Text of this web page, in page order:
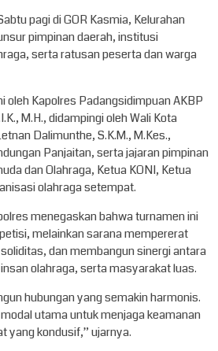
pagi di GOR Kasmia, Kelurahan
pimpinan daerah, institusi
serta ratusan peserta dan warga
oleh Kapolres Padangsidimpuan AKBP
M.H., didampingi oleh Wali Kota
Dalimunthe, S.K.M., M.Kes.,
Panjaitan, serta jajaran pimpinan
dan Olahraga, Ketua KONI, Ketua
olahraga setempat.
menegaskan bahwa turnamen ini
melainkan sarana mempererat
dan membangun sinergi antara
olahraga, serta masyarakat luas.
hubungan yang semakin harmonis.
utama untuk menjaga keamanan
yang kondusif,” ujarnya.